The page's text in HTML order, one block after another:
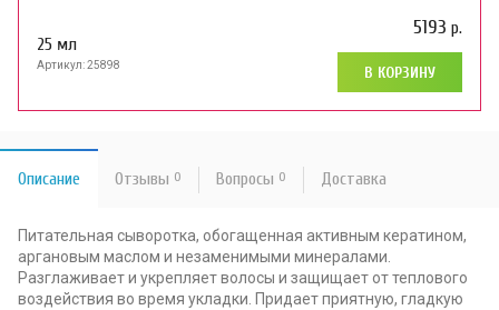
25 мл
Артикул: 25898
5193 р.
В КОРЗИНУ
Описание Отзывы 0 Вопросы 0 Доставка
Питательная сыворотка, обогащенная активным кератином,
аргановым маслом и незаменимыми минералами.
Разглаживает и укрепляет волосы и защищает от теплового
воздействия во время укладки. Придает приятную, гладкую